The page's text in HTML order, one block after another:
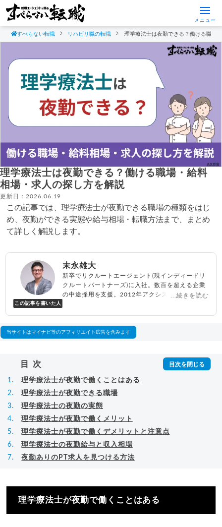
メニュー
すべらない転職 リハビリ職の転職 理学療法士は夜勤できる？働ける職場
理学療法士は夜勤できる？働ける職場・給料
相場・求人の探し方を解説
更新日：2026.06.19
この記事では、理学療法士が夜勤できる職場の種類をはじ
め、夜勤ができる実態や給与相場・転職方法まで、まとめ
て詳しく解説します。
この記事を書いた人
末永雄大
新卒でリクルートエージェント(現インディードリ
クルートパートナーズ)に入社。数百を超える企業
の中途採用を支援。2012年アクシス(株)設立、代
べらない転職エージェント
...続きを読む
当サイトはマイナビ等のアフィリエイト広告を含みます
目次
理学療法士が夜勤で働くことはある
理学療法士が夜勤できる職場
理学療法士の夜勤の実態
理学療法士が夜勤で働くメリット
理学療法士が夜勤で働くデメリットと注意点
理学療法士の夜勤給与と収入相場
夜勤ありのPT求人を見つける方法
理学療法士が夜勤で働くことはある